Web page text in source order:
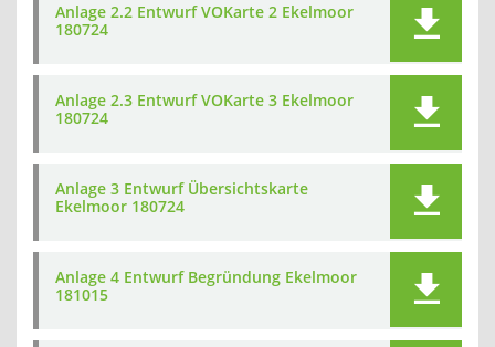
Anlage 2.2 Entwurf VOKarte 2 Ekelmoor
180724
Anlage 2.3 Entwurf VOKarte 3 Ekelmoor
180724
Anlage 3 Entwurf Übersichtskarte
Ekelmoor 180724
Anlage 4 Entwurf Begründung Ekelmoor
181015